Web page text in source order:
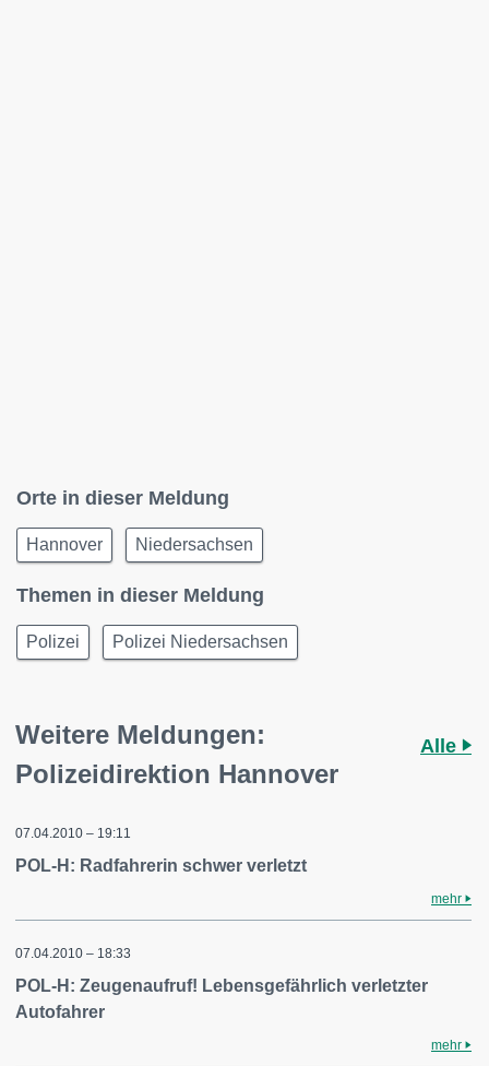
Orte in dieser Meldung
Hannover Niedersachsen
Themen in dieser Meldung
Polizei Polizei Niedersachsen
Weitere Meldungen:
Polizeidirektion Hannover
Alle
07.04.2010 – 19:11
POL-H: Radfahrerin schwer verletzt
mehr
07.04.2010 – 18:33
POL-H: Zeugenaufruf! Lebensgefährlich verletzter
Autofahrer
mehr